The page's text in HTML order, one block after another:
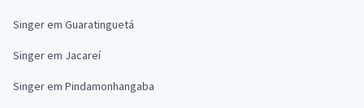
Singer em Guaratinguetá
Singer em Jacareí
Singer em Pindamonhangaba